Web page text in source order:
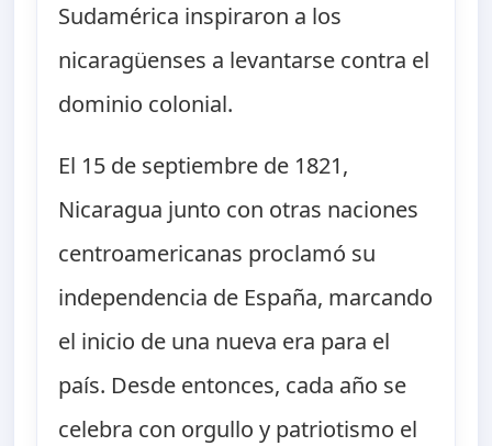
Sudamérica inspiraron a los
nicaragüenses a levantarse contra el
dominio colonial.
El 15 de septiembre de 1821,
Nicaragua junto con otras naciones
centroamericanas proclamó su
independencia de España, marcando
el inicio de una nueva era para el
país. Desde entonces, cada año se
celebra con orgullo y patriotismo el